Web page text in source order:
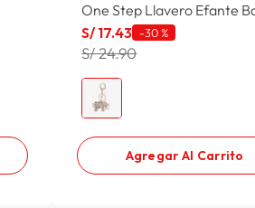
One Step Llavero Efante
S/ 17.43 -30 %
S/ 24.90
Agregar Al Carrito